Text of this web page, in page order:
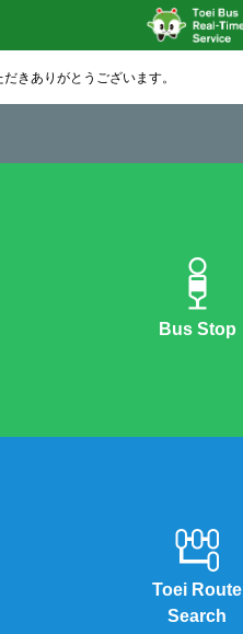
きありがとうございます。
Bus Stop
Toei Route
Search